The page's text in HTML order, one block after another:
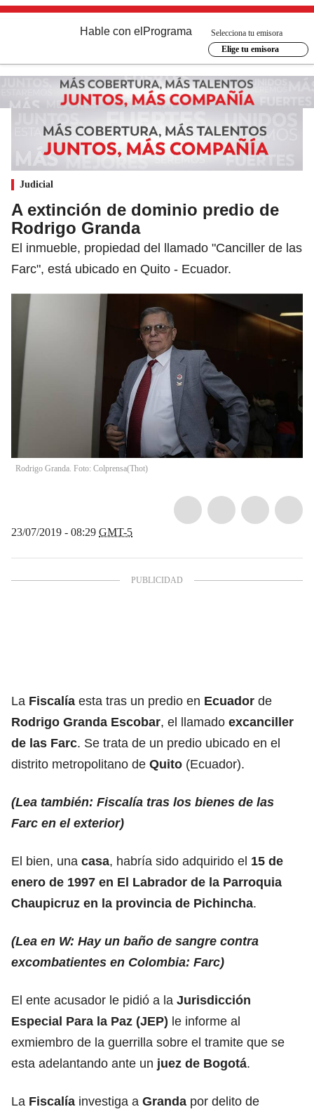
Hable con el Programa
Selecciona tu emisora
Elige tu emisora
Judicial
A extinción de dominio predio de
Rodrigo Granda
El inmueble, propiedad del llamado "Canciller de las
Farc", está ubicado en Quito - Ecuador.
Rodrigo Granda. Foto: Colprensa(Thot)
23/07/2019 - 08:29 GMT-5
La Fiscalía esta tras un predio en Ecuador de
Rodrigo Granda Escobar, el llamado excanciller
de las Farc. Se trata de un predio ubicado en el
distrito metropolitano de Quito (Ecuador).
(Lea también: Fiscalía tras los bienes de las
Farc en el exterior)
El bien, una casa, habría sido adquirido el 15 de
enero de 1997 en El Labrador de la Parroquia
Chaupicruz en la provincia de Pichincha.
(Lea en W: Hay un baño de sangre contra
excombatientes en Colombia: Farc)
El ente acusador le pidió a la Jurisdicción
Especial Para la Paz (JEP) le informe al
exmiembro de la guerrilla sobre el tramite que se
esta adelantando ante un juez de Bogotá.
La Fiscalía investiga a Granda por delito de